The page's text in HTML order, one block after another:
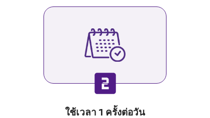
ใช้เวลา 1 ครั้งต่อวัน